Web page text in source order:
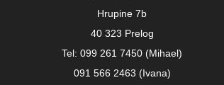
Hrupine 7b
40 323 Prelog
Tel: 099 261 7450 (Mihael)
091 566 2463 (Ivana)